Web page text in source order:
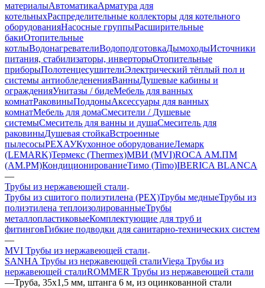
материалыАвтоматикаАрматура для
котельныхРаспределительные коллекторы для котельного
оборудованияНасосные группыРасширительные
бакиОтопительные
котлыВодонагревателиВодоподготовкаДымоходыИсточники
питания, стабилизаторы, инверторыОтопительные
приборыПолотенцесушителиЭлектрический тёплый пол и
системы антиобледененияВанныДушевые кабины и
огражденияУнитазы / бидеМебель для ванных
комнатРаковиныПоддоныАксессуары для ванных
комнатМебель для домаСмесители / Душевые
системыСмеситель для ванны и душаСмеситель для
раковиныДушевая стойкаВстроенные
пылесосыРЕХАУКухонное оборудованиеЛемарк
(LEMARK)Термекс (Thermex)МВИ (MVI)ROCA АМ.ПМ
(AM.PM)КондиционированиеТимо (Timo)IBERICA BLANCA
—
Трубы из нержавеющей стали
Трубы из сшитого полиэтилена (PEX)Трубы медныеТрубы из
полиэтилена теплоизолированныеТрубы
металлопластиковыеКомплектующие для труб и
фитинговГибкие подводки для санитарно-технических систем
—
MVI Трубы из нержавеющей стали
SANHA Трубы из нержавеющей сталиViega Трубы из
нержавеющей сталиROMMER Трубы из нержавеющей стали
—Труба, 35х1,5 мм, штанга 6 м, из оцинкованной стали